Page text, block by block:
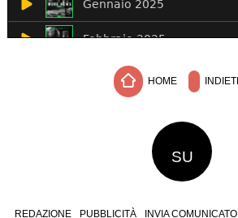
HOME
SU
REDAZIONE PUBBLICITÀ INVIA COMUNICATO